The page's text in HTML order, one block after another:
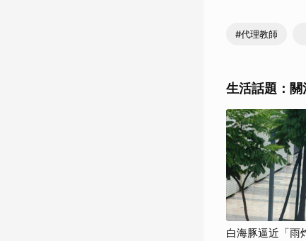
#代理教師
生活話題：
白海豚逼近「雨